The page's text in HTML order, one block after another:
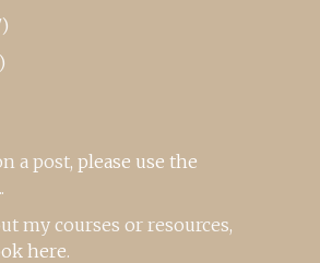
a post, please use the
..
my courses or resources,
here.